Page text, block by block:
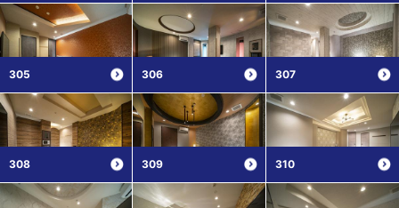
305 306 307
308 309 310